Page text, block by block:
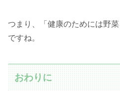
つまり、「健康のためには野
ですね。
おわりに